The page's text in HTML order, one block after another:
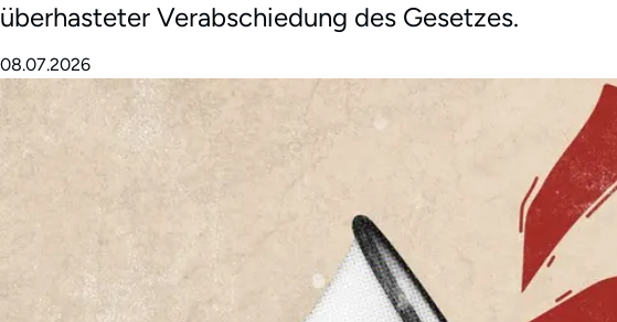
08.07.2026
überhasteter Verabschiedung des Gesetzes.